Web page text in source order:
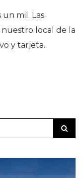
un mil. Las
local de la
y tarjeta.